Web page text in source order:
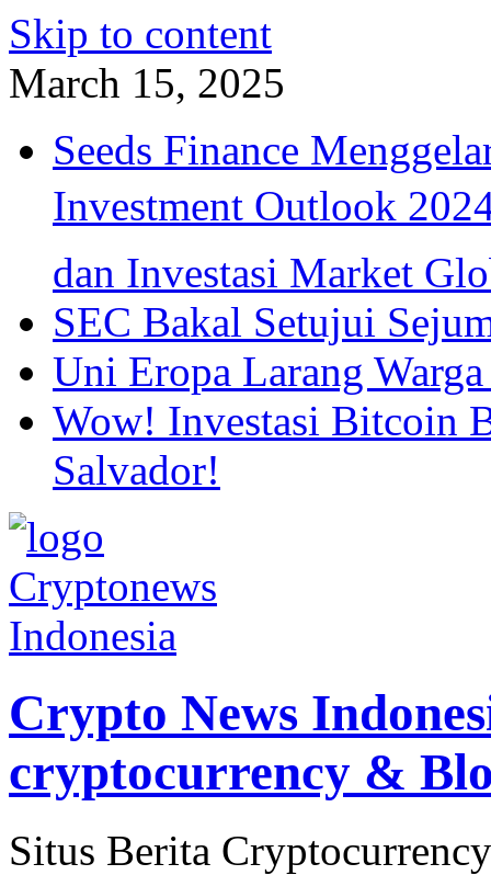
Skip to content
March 15, 2025
Seeds Finance
Investment Outlook
dan Investasi Market
SEC Bakal Setujui
Uni Eropa Larang
Wow! Investasi Bitcoin
Salvador!
Crypto News
cryptocurrency &
Situs Berita